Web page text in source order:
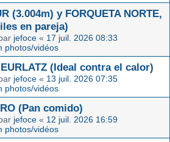
(3.004m) y FORQUETA NORTE,
en pareja)
jefoce « 17 juil. 2026 08:33
photos/vidéos
(Ideal contra el calor)
jefoce « 13 juil. 2026 07:35
photos/vidéos
(Pan comido)
jefoce « 12 juil. 2026 16:59
photos/vidéos